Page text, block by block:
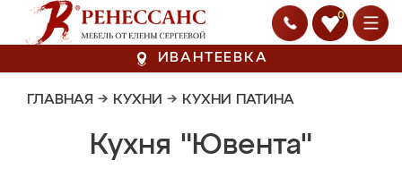
0
ИВАНТЕЕВКА
ГЛАВНАЯ → КУХНИ → КУХНИ ПАТИНА
Кухня "Ювента"